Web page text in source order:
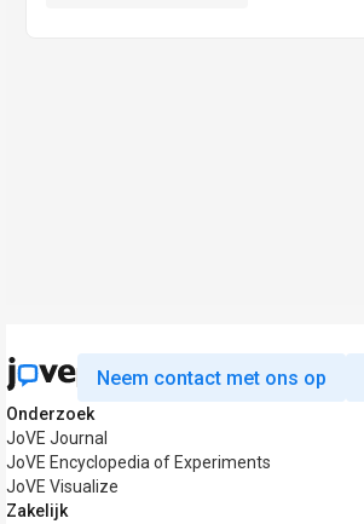
Neem contact met ons op
Onderzoek
JoVE Journal
JoVE Encyclopedia of Experiments
JoVE Visualize
Zakelijk